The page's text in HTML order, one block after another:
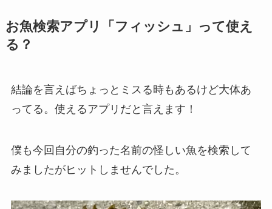
お魚検索アプリ「フィッシュ」って使え
る？
結論を言えばちょっとミスる時もあるけど大体あ
ってる。使えるアプリだと言えます！
僕も今回自分の釣った名前の怪しい魚を検索して
みましたがヒットしませんでした。